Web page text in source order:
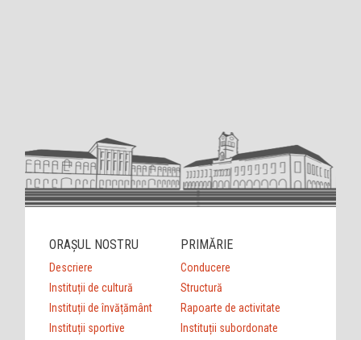
ORAȘUL NOSTRU
Descriere
Instituții de cultură
Instituții de învățământ
Instituții sportive
PRIMĂRIE
Conducere
Structură
Rapoarte de activitate
Instituții subordonate